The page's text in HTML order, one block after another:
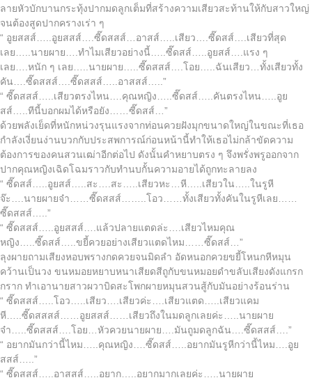
ลายหัวบักบานกระทุ้งปากมดลูกเต็มที่สร้างความเสียวสะท้านให้กับสาวใหญ่
จนต้องสูดปากครางเร่า ๆ
“ อูยสสส์…..อูยสสส์….ซี๊ดสสส์…อาสส์…..เสียว….ซี๊ดสส์….เสียวที่สุด
เลย…..นายผาย….ทำไมเสียวอย่างนี้…..ซี๊ดสส์…..อูยสส์….แรง ๆ
เลย….หนัก ๆ เลย…..นายผาย…..ซี๊ดสสส์….โอย…..ฉันเสียว…ทั้งเสียวทั้ง
คัน….ซี๊ดสสส์….ซี๊ดสสส์…..อาสสส์…..”
“ ซี๊ดสสส์…..เสียวตรงไหน….คุณหญิง…..ซี๊ดสส์…..คันตรงไหน…..อูย
สส์…..ทีนี้บอกผมได้หรือยัง……ซี๊ดสส์…”
ด้วยพลังเย็ดที่หนักหน่วงรุนแรงจากท่อนควยฝังมุกขนาดใหญ่ในขณะที่เธอ
กำลังเงี่ยนง่านบวกกับประสพการณ์ก่อนหน้านี้ทำให้เธอไม่กล้าขัดความ
ต้องการของคนสวนเฒ่าอีกต่อไป ดังนั้นคำหยาบตรง ๆ จึงพรั่งพรูออกจาก
ปากคุณหญิงเฉิดโฉมราวกับทำนบกั้นความอายได้ถูกทะลายลง
“ ซี๊ดสส์…..อูยสส์…..สะ….สะ…..เสียวหะ…หี…..เสียวใน…..ในรูหี
จ๊ะ….นายผายจ๋า……ซี๊ดสสส์……..โอว……ทั้งเสียวทั้งคันในรูหีเลย……
ซี๊ดสสส์…..”
“ ซี๊ดสสส์…..อูยสสส์….แล้วปลายแตดล่ะ….เสียวไหมคุณ
หญิง…..ซี๊ดสส์…..ขยี้ควยอย่างเสียวแตดไหม……ซี๊ดสส์…”
ลุงผายถามเสียงหอบพรางกดควยจนมิดลำ อัดหนอกควยขยี้โหนกหีหมุน
คว้านเป็นวง ขนหมอยหยาบหนาเสียดสีถูกับขนหมอยดำขลับเสียงดังแกรก
กราก ทำเอานายสาวผวาบิดสะโพกผายหมุนสวนสู้กับมันอย่างร้อนร่าน
“ ซี๊ดสสส์…..โอว…..เสียว….เสียวค่ะ….เสียวแตด…..เสียวแคม
หี…..ซี๊ดสสสส์……อูยสสส์……เสียวถึงในมดลูกเลยค่ะ…..นายผาย
จ๋า…..ซี๊ดสสส์….โอย…หัวควยนายผาย….มันถูมดลูกฉัน….ซี๊ดสสส์….”
“ อยากมันกว่านี้ไหม…..คุณหญิง….ซี๊ดสส์…..อยากมันรูหีกว่านี้ไหม….อูย
สสส์…..”
“ ซี๊ดสสส์…..อาสสส์…..อยาก…..อยากมากเลยค่ะ…..นายผาย